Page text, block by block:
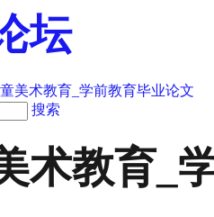
坛
美术教育_学前教育毕业论文
搜索
术教育_